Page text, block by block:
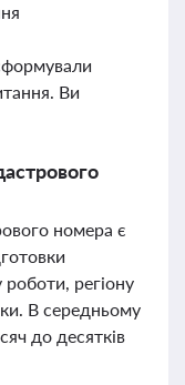
Ви
номера є
регіону
В середньому
до десятків